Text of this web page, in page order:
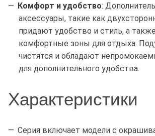
Комфорт и удобство:
аксессуары, такие как
придают удобство и стиль, а
комфортные зоны для отдыха.
чистятся и обладают
для дополнительного удобства.
Характеристики
Серия включает модели с